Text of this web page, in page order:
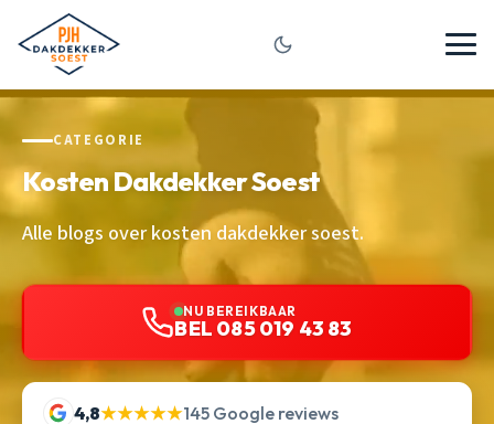
CATEGORIE
Kosten Dakdekker Soest
Alle blogs over kosten dakdekker soest.
NU BEREIKBAAR
BEL 085 019 43 83
4,8★★★★★145 Google reviews